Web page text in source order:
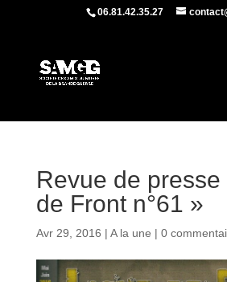
06.81.42.35.27
Revue de
de Front n°61 »
Avr 29, 2016 | A la une | 0